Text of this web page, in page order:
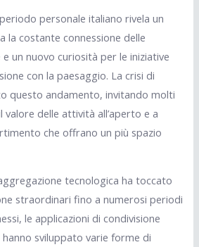
personale italiano rivela un
la costante connessione delle
un nuovo curiosità per le iniziative
con la paesaggio. La crisi di
questo andamento, invitando molti
delle attività all’aperto e a
che offrano un più spazio
tecnologica ha toccato
straordinari fino a numerosi periodi
le applicazioni di condivisione
sviluppato varie forme di